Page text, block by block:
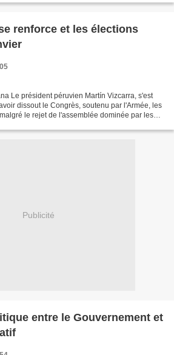
renforce et les élections
Le président péruvien Martín Vizcarra, s'est
dissout le Congrès, soutenu par l'Armée, les
le rejet de l'assemblée dominée par les
Publicité
entre le Gouvernement et